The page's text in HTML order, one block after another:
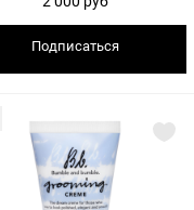
Подписаться